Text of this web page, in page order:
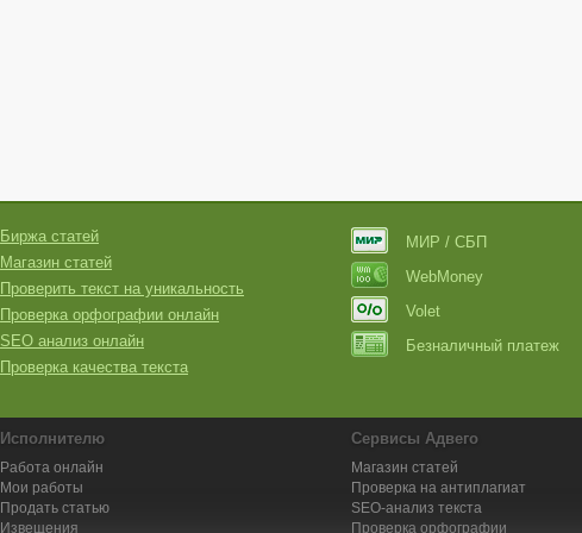
Биржа статей
Магазин статей
Проверить текст на уникальность
Проверка орфографии онлайн
SEO анализ онлайн
Проверка качества текста
МИР / СБП
WebMoney
Volet
Безналичный платеж
Исполнителю
Работа онлайн
Мои работы
Продать статью
Извещения
Сервисы Адвего
Магазин статей
Проверка на антиплагиат
SEO-анализ текста
Проверка орфографии